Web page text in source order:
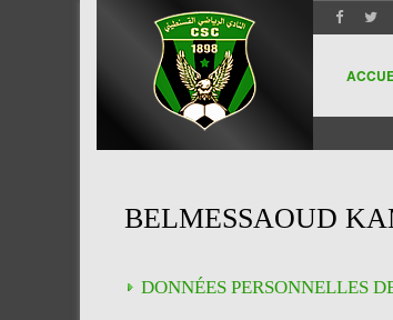
BELMESSAOUD
DONNÉES PERSONNELLES